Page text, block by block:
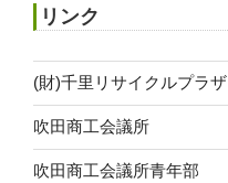
リンク
(財)千里リサイクルプラザ
吹田商工会議所
吹田商工会議所青年部